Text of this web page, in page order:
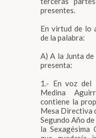
presentes.
En virtud de lo
de la palabra:
A) A la Junta
presenta:
1.- En voz del
Medina
contiene la
Mesa Directiva
Segundo Año
la Sexagésima